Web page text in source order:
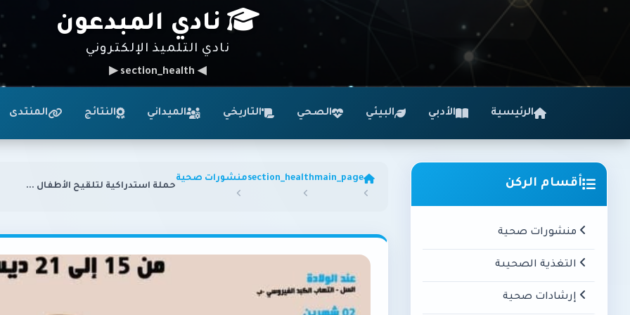
نادي المبدعون
نادي التلميذ الإلكتروني
◀ section_health ▶
الرئيسية الأدبي البيئي الصحي التاريخي الميداني النتائج المنتدى
أقسام الركن
منشورات صحية
التغذية الصحيىة
إرشادات صحية
main_page
section_healthمنشورات صحية
حملة استدراكية لتلقيح الأطفال ...